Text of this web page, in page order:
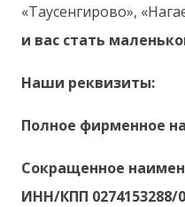
«Таусенгирово»,
и вас стать
Наши реквизиты:
Полное фирменное
Сокращенное
ИНН/КПП 0274153288/